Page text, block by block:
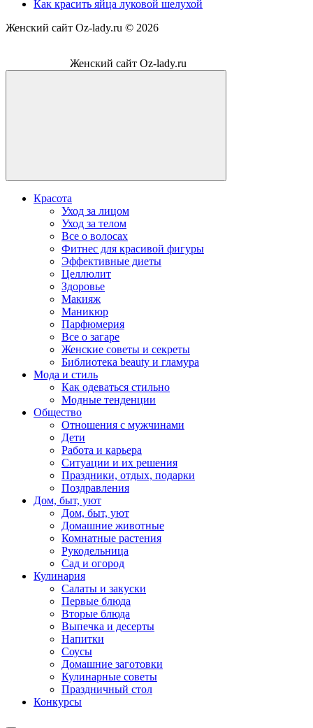
Как красить яйца луковой шелухой
Женский сайт Oz-lady.ru © 2026
Женский сайт Oz-lady.ru
Красота
Уход за лицом
Уход за телом
Все о волосах
Фитнес для красивой фигуры
Эффективные диеты
Целлюлит
Здоровье
Макияж
Маникюр
Парфюмерия
Все о загаре
Женские советы и секреты
Библиотека beauty и гламура
Мода и стиль
Как одеваться стильно
Модные тенденции
Общество
Отношения с мужчинами
Дети
Работа и карьера
Ситуации и их решения
Праздники, отдых, подарки
Поздравления
Дом, быт, уют
Дом, быт, уют
Домашние животные
Комнатные растения
Рукодельница
Сад и огород
Кулинария
Салаты и закуски
Первые блюда
Вторые блюда
Выпечка и десерты
Напитки
Соусы
Домашние заготовки
Кулинарные советы
Праздничный стол
Конкурсы